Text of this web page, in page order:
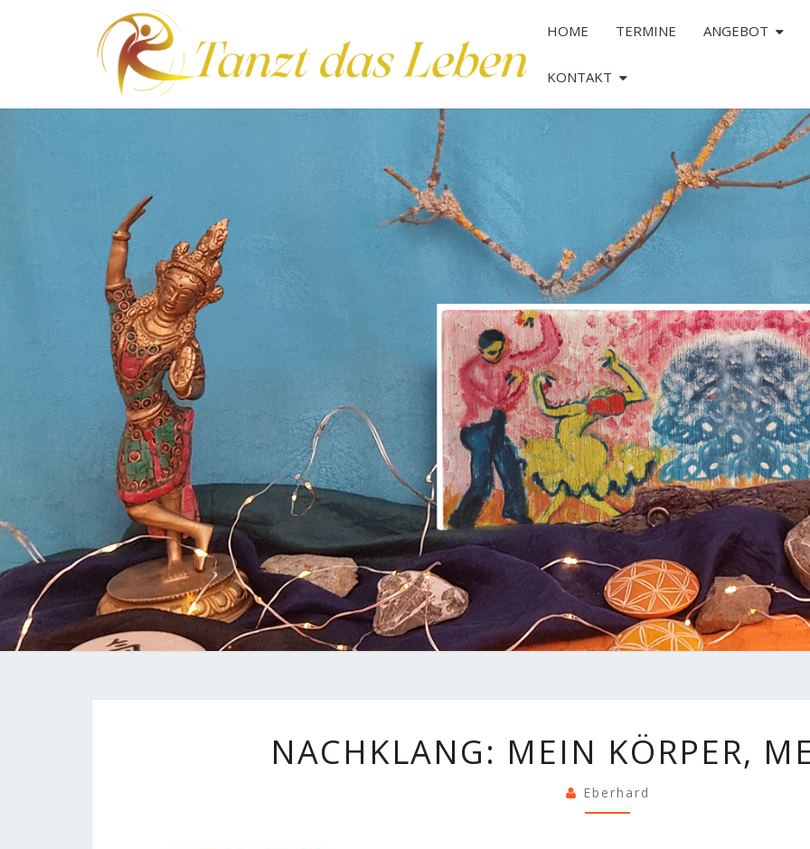
HOME TERMINE ANGEBOT
KONTAKT
MEIN
KÖRPER,
MEINTANZ
NACHKLANG: MEIN KÖRPER,
Eberhard